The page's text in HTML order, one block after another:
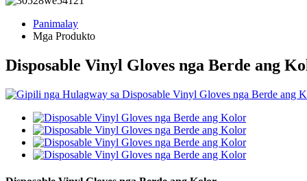
Panimalay
Mga Produkto
Disposable Vinyl Gloves nga Berde ang